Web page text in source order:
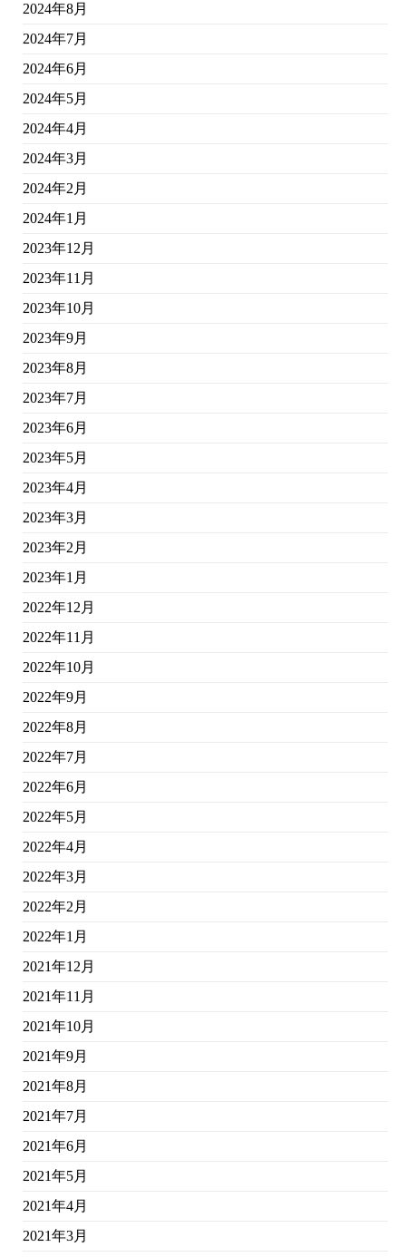
2024年8月
2024年7月
2024年6月
2024年5月
2024年4月
2024年3月
2024年2月
2024年1月
2023年12月
2023年11月
2023年10月
2023年9月
2023年8月
2023年7月
2023年6月
2023年5月
2023年4月
2023年3月
2023年2月
2023年1月
2022年12月
2022年11月
2022年10月
2022年9月
2022年8月
2022年7月
2022年6月
2022年5月
2022年4月
2022年3月
2022年2月
2022年1月
2021年12月
2021年11月
2021年10月
2021年9月
2021年8月
2021年7月
2021年6月
2021年5月
2021年4月
2021年3月